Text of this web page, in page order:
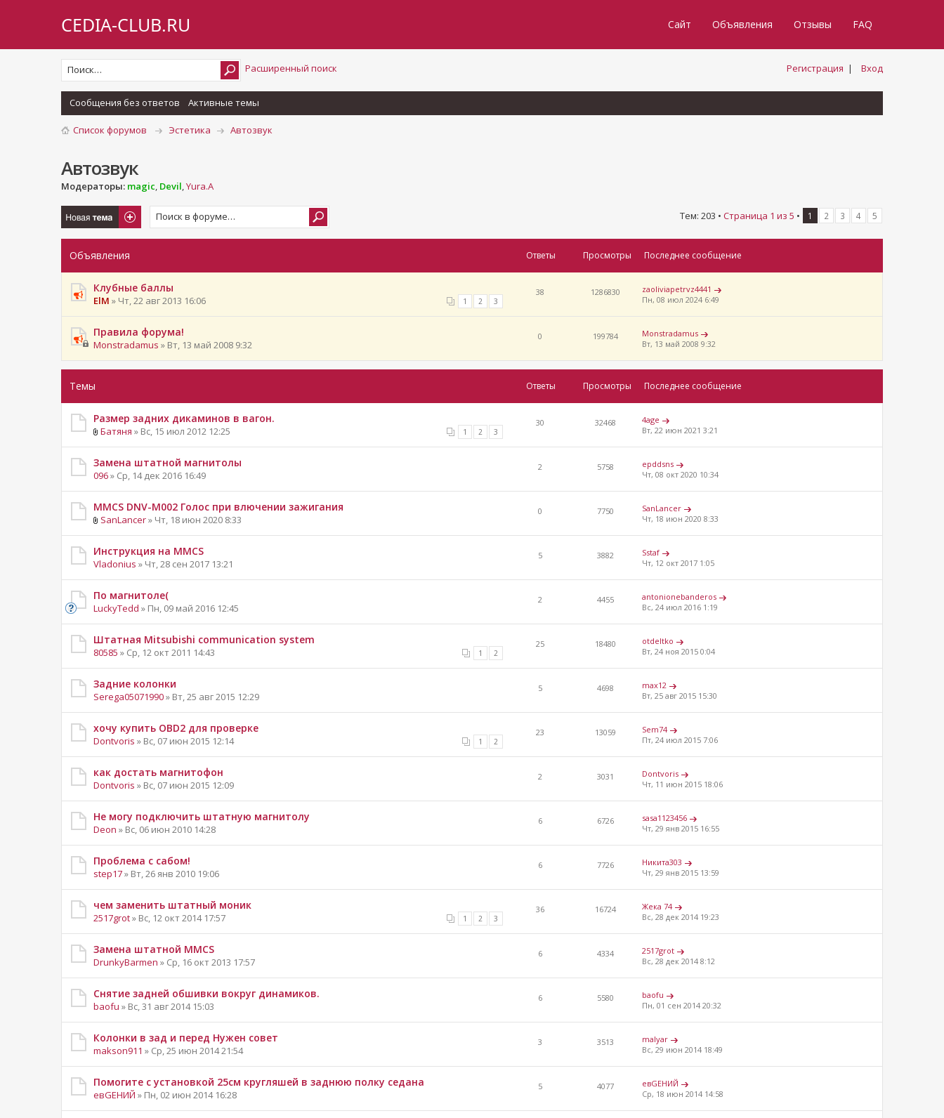
CEDIA-CLUB.RU Сайт Объявления Отзывы FAQ
Регистрация | Вход
Расширенный поиск
Сообщения без ответов Активные темы
Список форумов Эстетика Автозвук
Автозвук
Модераторы: magic, Devil,Yura.A
Новая тема Тем: 203 • Страница 1 из 5 • 1 2 3 4 5
Объявления Ответы Просмотры Последнее сообщение
Клубные баллы
1 2 3
ElM » Чт, 22 авг 2013 16:06
38 1286830
zaoliviapetrvz4441
Пн, 08 июл 2024 6:49
Правила форума!
Monstradamus » Вт, 13 май 2008 9:32
0 199784
Monstradamus
Вт, 13 май 2008 9:32
Темы Ответы Просмотры Последнее сообщение
Размер задних дикаминов в вагон.
1 2 3
Батяня » Вс, 15 июл 2012 12:25
30 32468
4аge
Вт, 22 июн 2021 3:21
Замена штатной магнитолы
096» Ср, 14 дек 2016 16:49
2 5758
epddsns
Чт, 08 окт 2020 10:34
MMCS DNV-M002 Голос при влючении зажигания
SanLancer» Чт, 18 июн 2020 8:33
0 7750
SanLancer
Чт, 18 июн 2020 8:33
Инструкция на MMCS
Vladonius » Чт, 28 сен 2017 13:21
5 3882
Sstaf
Чт, 12 окт 2017 1:05
По магнитоле(
LuckyTedd » Пн, 09 май 2016 12:45
2 4455
antonionebanderos
Вс, 24 июл 2016 1:19
Штатная Mitsubishi communication system
1 2
80585 » Ср, 12 окт 2011 14:43
25 18480
otdeltko
Вт, 24 ноя 2015 0:04
Задние колонки
Serega05071990» Вт, 25 авг 2015 12:29
5 4698
max12
Вт, 25 авг 2015 15:30
хочу купить OBD2 для проверке
1 2
Dontvoris » Вс, 07 июн 2015 12:14
23 13059
Sem74
Пт, 24 июл 2015 7:06
как достать магнитофон
Dontvoris » Вс, 07 июн 2015 12:09
2 3031
Dontvoris
Чт, 11 июн 2015 18:06
Не могу подключить штатную магнитолу
Deon » Вс, 06 июн 2010 14:28
6 6726
sasa1123456
Чт, 29 янв 2015 16:55
Проблема с сабом!
step17» Вт, 26 янв 2010 19:06
6 7726
Никита303
Чт, 29 янв 2015 13:59
чем заменить штатный моник
1 2 3
2517grot» Вс, 12 окт 2014 17:57
36 16724
Жека 74
Вс, 28 дек 2014 19:23
Замена штатной MMCS
DrunkyBarmen » Ср, 16 окт 2013 17:57
6 4334
2517grot
Вс, 28 дек 2014 8:12
Снятие задней обшивки вокруг динамиков.
baofu » Вс, 31 авг 2014 15:03
6 5580
baofu
Пн, 01 сен 2014 20:32
Колонки в зад и перед Нужен совет
makson911 » Ср, 25 июн 2014 21:54
3 3513
malyar
Вс, 29 июн 2014 18:49
Помогите с установкой 25см кругляшей в заднюю полку седана
евGEНИЙ » Пн, 02 июн 2014 16:28
5 4077
евGEНИЙ
Ср, 18 июн 2014 14:58